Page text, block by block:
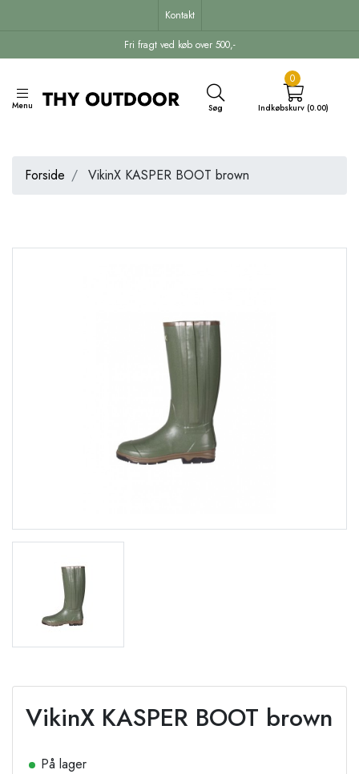
Fri fragt ved køb over 500,-
Kontakt
Menu Søg
0
Indkøbskurv (0.00)
Forside VikinX KASPER BOOT brown
VikinX KASPER BOOT brown
På lager